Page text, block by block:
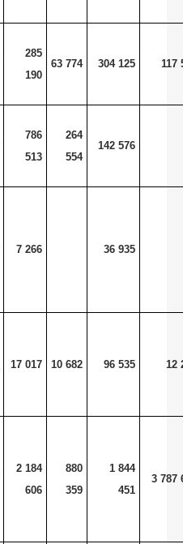
285
190
63 774 304 125 117
786
513
264
554
142 576
7 266 36 935
17 017 10 682 96 535 12
2 184
606
880
359
1 844
451
3 787